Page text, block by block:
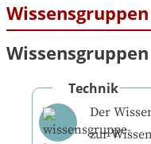
Technik
Der
zur